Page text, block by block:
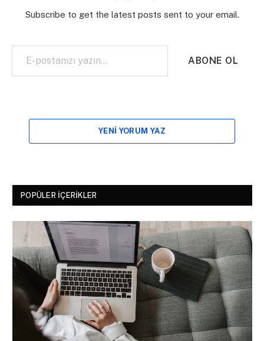
Subscribe to get the latest posts sent to your email.
E-postanızı yazın…
ABONE OL
YENI YORUM YAZ
POPÜLER İÇERIKLER